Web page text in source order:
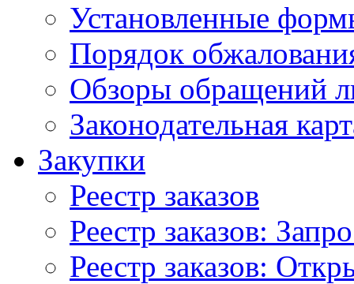
Установленные
Порядок
Обзоры обращений
Законодательная
Закупки
Реестр заказов
Реестр заказов:
Реестр заказов: